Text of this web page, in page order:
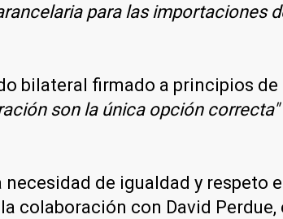
para las importaciones
bilateral firmado a principios de
son la única opción correcta"
de igualdad y respeto
colaboración con David Perdue,